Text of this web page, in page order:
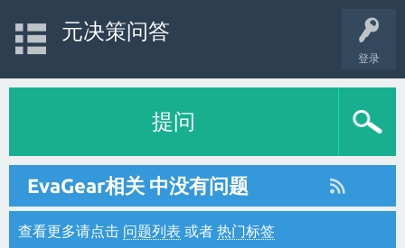
登录
元决策问答
提问
EvaGear相关 中没有问题
查看更多请点击 问题列表 或者 热门标签